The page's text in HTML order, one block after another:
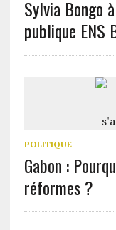
Sylvia Bongo
publique ENS
POLITIQUE
Gabon :
réformes ?